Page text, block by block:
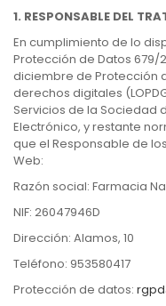
1. RESPONSABLE DEL
En cumplimiento de lo
Protección de Datos 679/
diciembre de Protección
derechos digitales
Servicios de la Sociedad
Electrónico, y restante
que el Responsable de
Web:
Razón social: Farmacia
NIF: 26047946D
Dirección: Alamos, 10
Teléfono: 953580417
Protección de datos: